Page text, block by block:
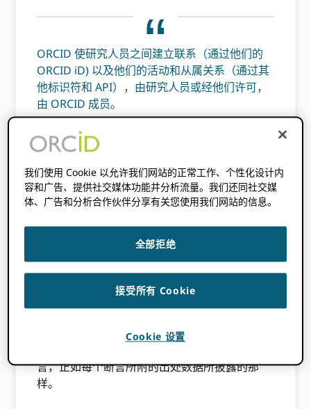
ORCID 使研究人员之间建立联系（通过他们的
ORCID iD) 以及他们的活动和从属关系（通过其
他标识符和 API），由研究人员或经他们许可，
由 ORCID 成员。
正如我们在之前的博文中提到的， ORCID 利用
分布式信任模型来平衡研究人员控制和数据质量
有时相互竞争的优先级。 可靠、值得信赖的数据
源可以通过经过身份验证的工作流连接到
成 ORCID 记录。 通过记录并透明地披露记录中
机制 ORCID 数据来判断信息的真实性和可信度
ORCID 为自己记录。
谓的“信任标记”。 对于您的特定用例，您信任的
言，正如每个断言所附的出处数据所披露的那
样。
我们使用 Cookie 以允许我们网站的正常工作、个性化设计内
容和广告、提供社交媒体功能并分析流量。我们还同社交媒
体、广告和分析合作伙伴分享有关您使用我们网站的信息。
全部拒绝
接受所有 Cookie
Cookie 设置